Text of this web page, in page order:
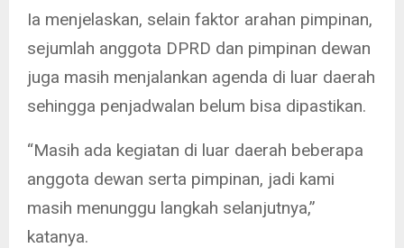
Ia menjelaskan, selain faktor arahan pimpinan,
sejumlah anggota DPRD dan pimpinan dewan
juga masih menjalankan agenda di luar daerah
sehingga penjadwalan belum bisa dipastikan.
“Masih ada kegiatan di luar daerah beberapa
anggota dewan serta pimpinan, jadi kami
masih menunggu langkah selanjutnya,”
katanya.